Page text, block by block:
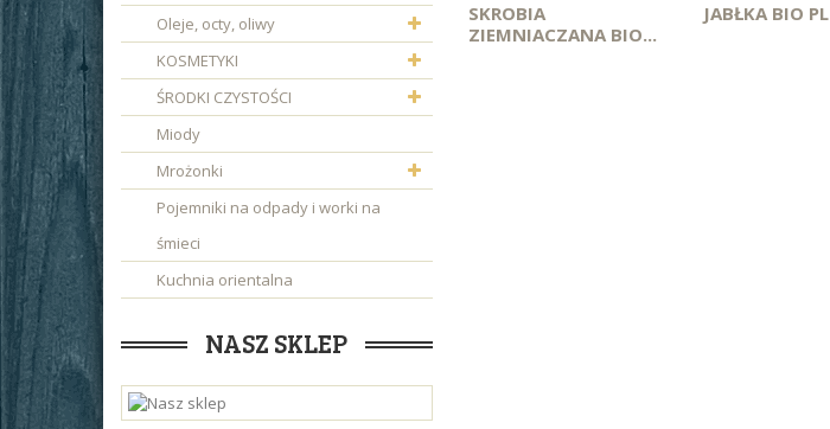
Oleje, octy, oliwy
KOSMETYKI
ŚRODKI CZYSTOŚCI
Miody
Mrożonki
Pojemniki na odpady i worki na
śmieci
Kuchnia orientalna
NASZ SKLEP
SKROBIA
ZIEMNIACZANA BIO...
JABŁKA BIO PL